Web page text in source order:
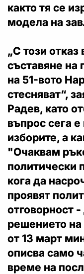
както тя се
модела на
„С този
съставяне на
на 51-вото
стесняват“,
Радев, като
въпрос сега
изборите, а
"Очаквам
политически
кога да
проявят
отговорност -
решението
от 13 март
описва само
време на